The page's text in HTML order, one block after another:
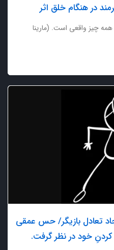
در هنگام خلق اثر
چیز واقعی است. (مارینا
تعادل بازیگر/ حس عمقی
خود در نظر گرفت.